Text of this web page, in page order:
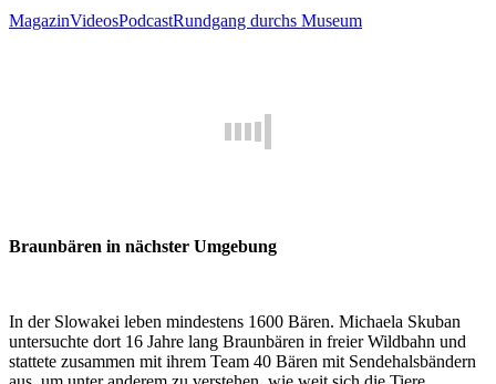
MagazinVideosPodcastRundgang durchs Museum
Braunbären in nächster Umgebung
In der Slowakei leben mindestens 1600 Bären. Michaela Skuban
untersuchte dort 16 Jahre lang Braunbären in freier Wildbahn und
stattete zusammen mit ihrem Team 40 Bären mit Sendehalsbändern